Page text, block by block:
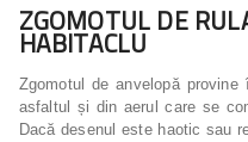
ZGOMOTUL DE
HABITACLU
Zgomotul de anvelopă
asfaltul și din aerul care se
Dacă desenul este haotic sau